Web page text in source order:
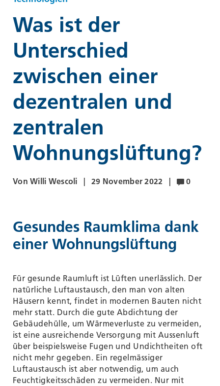
WESCO
Was ist der
Unterschied
zwischen einer
dezentralen und
zentralen
Wohnungslüftung?
Von Willi Wescoli 29 November 2022 0
Gesundes Raumklima dank
einer Wohnungslüftung
Für gesunde Raumluft ist Lüften unerlässlich. Der
natürliche Luftaustausch, den man von alten
Häusern kennt, findet in modernen Bauten nicht
mehr statt. Durch die gute Abdichtung der
Gebäudehülle, um Wärmeverluste zu vermeiden,
ist eine ausreichende Versorgung mit Aussenluft
über beispielsweise Fugen und Undichtheiten oft
nicht mehr gegeben. Ein regelmässiger
Luftaustausch ist aber notwendig, um auch
Feuchtigkeitsschäden zu vermeiden. Nur mit